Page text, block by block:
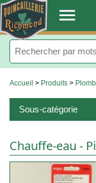
. menu
Accueil > Produits >
Sous-catégorie
Chauffe-eau -